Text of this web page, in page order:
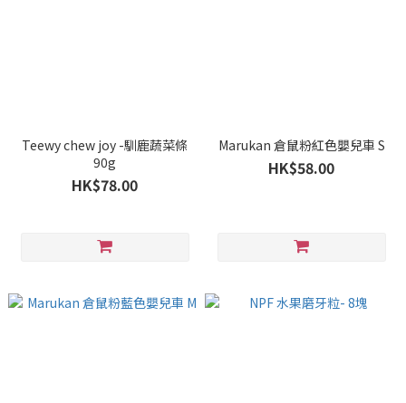
Teewy chew joy -馴鹿蔬菜條
90g
HK$78.00
Marukan 倉鼠粉紅色嬰兒車 S
HK$58.00